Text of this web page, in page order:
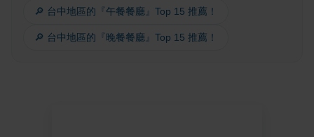
🔎 台中地區的『午餐餐廳』Top 15 推薦！
🔎 台中地區的『晚餐餐廳』Top 15 推薦！